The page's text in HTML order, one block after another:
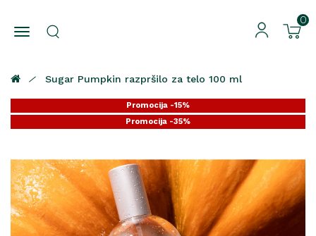
0
Sugar Pumpkin razpršilo za telo 100 ml
Promocija -15%
Promocija -25%
Promocija -35%